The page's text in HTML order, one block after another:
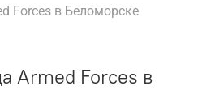
Forces в Беломорске
Armed Forces в